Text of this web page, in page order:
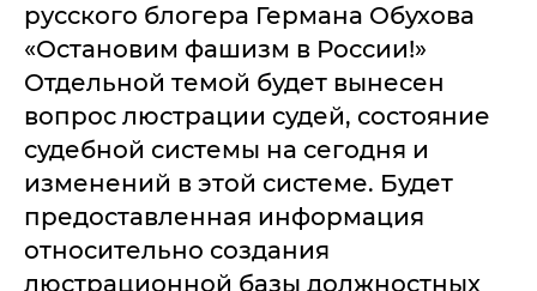
русского блогера Германа Обухова
«Остановим фашизм в России!»
Отдельной темой будет вынесен
вопрос люстрации судей, состояние
судебной системы на сегодня и
изменений в этой системе. Будет
предоставленная информация
относительно создания
люстрационной базы должностных